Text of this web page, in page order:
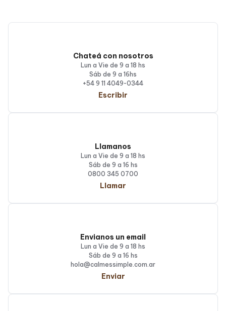
Chateá con nosotros
Lun a Vie de 9 a 18 hs
Sáb de 9 a 16hs
+54 9 11 4049-0344
Escribir
Llamanos
Lun a Vie de 9 a 18 hs
Sáb de 9 a 16 hs
0800 345 0700
Llamar
Envianos un email
Lun a Vie de 9 a 18 hs
Sáb de 9 a 16 hs
hola@calmessimple.com.ar
Enviar